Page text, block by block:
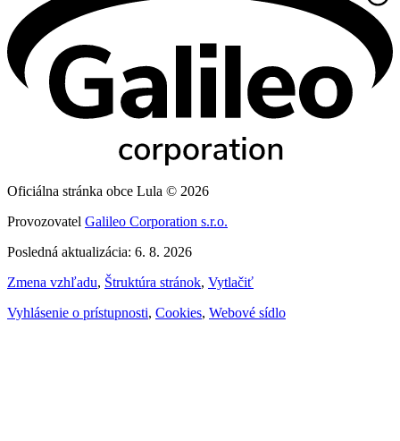
Oficiálna stránka obce Lula © 2026
Provozovatel Galileo Corporation s.r.o.
Posledná aktualizácia: 6. 8. 2026
Zmena vzhľadu, Štruktúra stránok, Vytlačiť
Vyhlásenie o prístupnosti, Cookies, Webové sídlo